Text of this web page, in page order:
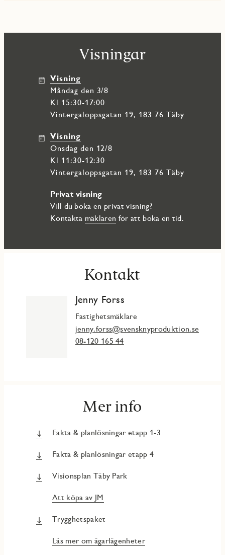
Visningar
Visning
måndag den 3/8
Kl 15:30-17:00
Vintergaloppsgatan 19, 183 76 Täby
Visning
onsdag den 12/8
Kl 11:30-12:30
Vintergaloppsgatan 19, 183 76 Täby
Privat visning
Vill du boka en privat visning?
Kontakta mäklaren för att boka en tid.
Kontakt
Jenny Forss
Fastighetsmäklare
jenny.forss@svensknyproduktion.se
08-120 165 44
Mer info
Fakta & planlösningar etapp 1-3
Fakta & planlösningar etapp 4
Visionsplan Täby Park
Att köpa av JM
Trygghetspaket
Läs mer om ägarlägenheter